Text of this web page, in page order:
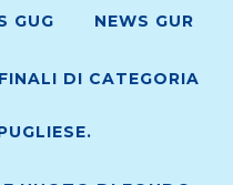
GUG NEWS GUR
DI CATEGORIA